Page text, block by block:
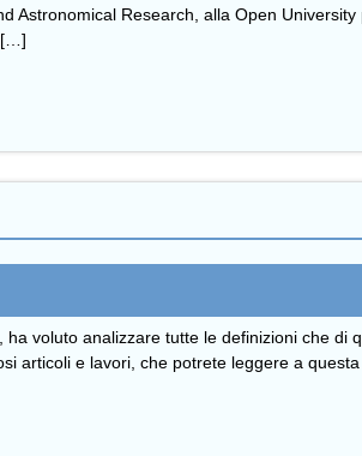
Astronomical Research, alla Open
[…]
voluto analizzare tutte le definizioni che
articoli e lavori, che potrete leggere a